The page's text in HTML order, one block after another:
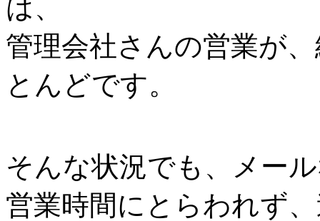
は、
管理会社さんの営業が
とんどです。
そんな状況でも、メー
営業時間にとらわれず